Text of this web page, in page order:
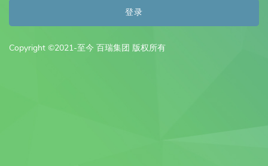
登录
Copyright ©2021-至今 百瑞集团 版权所有